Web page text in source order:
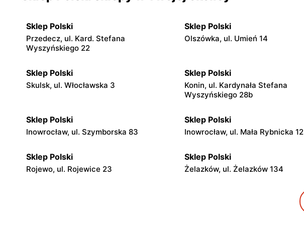
Sklep Polski
Przedecz, ul. Kard. Stefana
Wyszyńskiego 22
Sklep Polski
Olszówka, ul. Umień 14
Sklep Polski
Skulsk, ul. Włocławska 3
Sklep Polski
Konin, ul. Kardynała Stefana
Wyszyńskiego 28b
Sklep Polski
Inowrocław, ul. Szymborska 83
Sklep Polski
Inowrocław, ul. Mała Rybnicka 12
Sklep Polski
Rojewo, ul. Rojewice 23
Sklep Polski
Żelazków, ul. Żelazków 134